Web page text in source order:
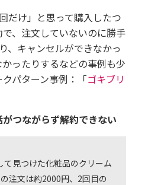
だけ」と思って購入したつ
、注文していないのに勝手
、キャンセルができなかっ
ったりするなどの事例も少
パターン事例：「ゴキブリ
つながらず解約できない
て見つけた化粧品のクリーム
注文は約2000円、2回目の